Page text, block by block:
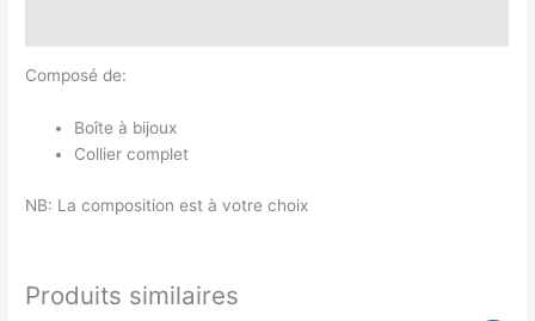
Composé de:
Boîte à bijoux
Collier complet
NB: La composition est à votre choix
Produits similaires